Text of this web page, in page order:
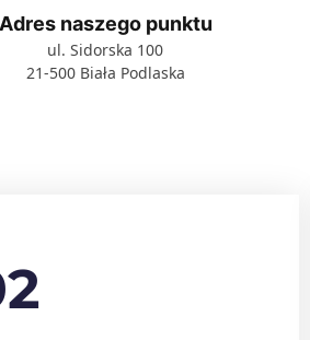
Adres naszego punktu
ul. Sidorska 100
21-500 Biała Podlaska